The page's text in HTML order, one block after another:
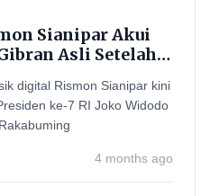
Sianipar Akui
Asli Setelah
digital Rismon Sianipar kini
ke-7 RI Joko Widodo
4 months ago